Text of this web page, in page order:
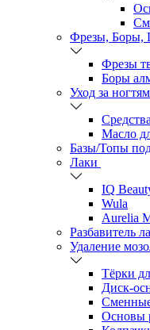
Фрезы, Боры,
Фрезы
Боры
Уход за
Масло
Базы/Топы
Лаки
IQ
Wula
Aurelia
Разбавитель
Удаление
Тёрки
Диск-
Основы